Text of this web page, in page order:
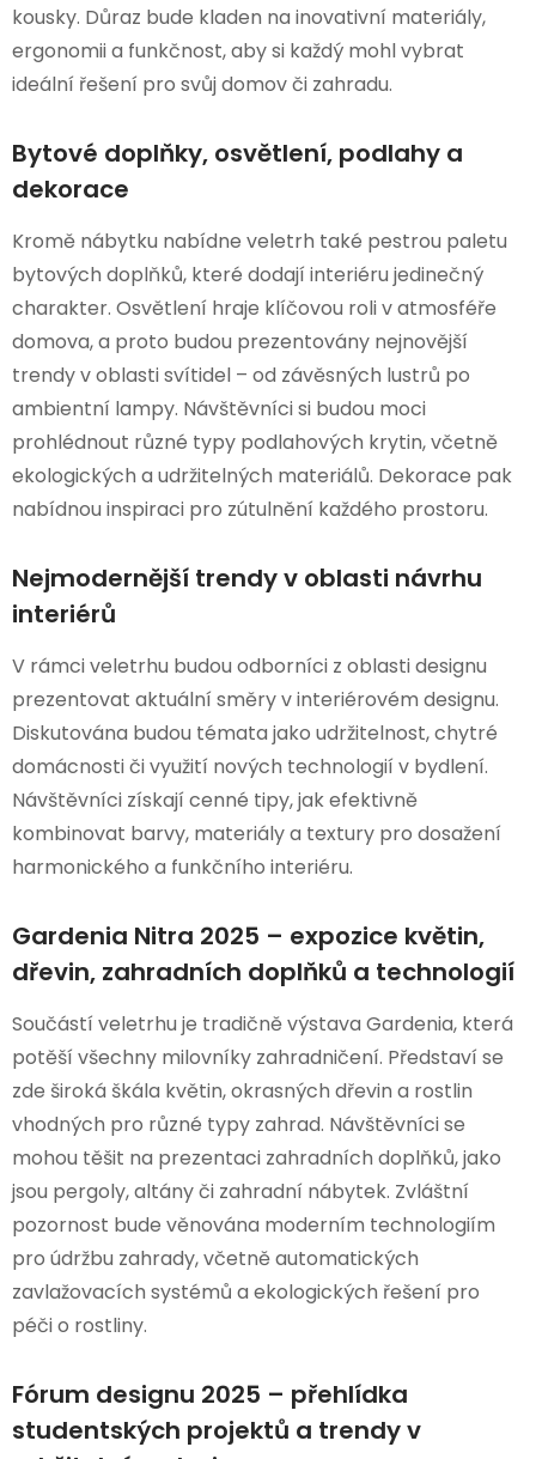
kousky. Důraz bude kladen na inovativní materiály,
ergonomii a funkčnost, aby si každý mohl vybrat
ideální řešení pro svůj domov či zahradu.
Bytové doplňky, osvětlení, podlahy a
dekorace
Kromě nábytku nabídne veletrh také pestrou paletu
bytových doplňků, které dodají interiéru jedinečný
charakter. Osvětlení hraje klíčovou roli v atmosféře
domova, a proto budou prezentovány nejnovější
trendy v oblasti svítidel – od závěsných lustrů po
ambientní lampy. Návštěvníci si budou moci
prohlédnout různé typy podlahových krytin, včetně
ekologických a udržitelných materiálů. Dekorace pak
nabídnou inspiraci pro zútulnění každého prostoru.
Nejmodernější trendy v oblasti návrhu
interiérů
V rámci veletrhu budou odborníci z oblasti designu
prezentovat aktuální směry v interiérovém designu.
Diskutována budou témata jako udržitelnost, chytré
domácnosti či využití nových technologií v bydlení.
Návštěvníci získají cenné tipy, jak efektivně
kombinovat barvy, materiály a textury pro dosažení
harmonického a funkčního interiéru.
Gardenia Nitra 2025 – expozice květin,
dřevin, zahradních doplňků a technologií
Součástí veletrhu je tradičně výstava Gardenia, která
potěší všechny milovníky zahradničení. Představí se
zde široká škála květin, okrasných dřevin a rostlin
vhodných pro různé typy zahrad. Návštěvníci se
mohou těšit na prezentaci zahradních doplňků, jako
jsou pergoly, altány či zahradní nábytek. Zvláštní
pozornost bude věnována moderním technologiím
pro údržbu zahrady, včetně automatických
zavlažovacích systémů a ekologických řešení pro
péči o rostliny.
Fórum designu 2025 – přehlídka
studentských projektů a trendy v